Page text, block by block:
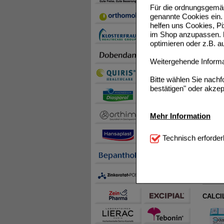
Für die
genannte Cookies
helfen uns Cookies,
im Shop anzupassen.
optimieren oder z.B.
Weitergehende
Bitte wählen Sie
bestätigen" oder
Mehr Information
Technisch
notwendig sind (z.B.
Diese
beispielsweise für
Statistik & Tracking:
sammeln, mit deren
Technisch